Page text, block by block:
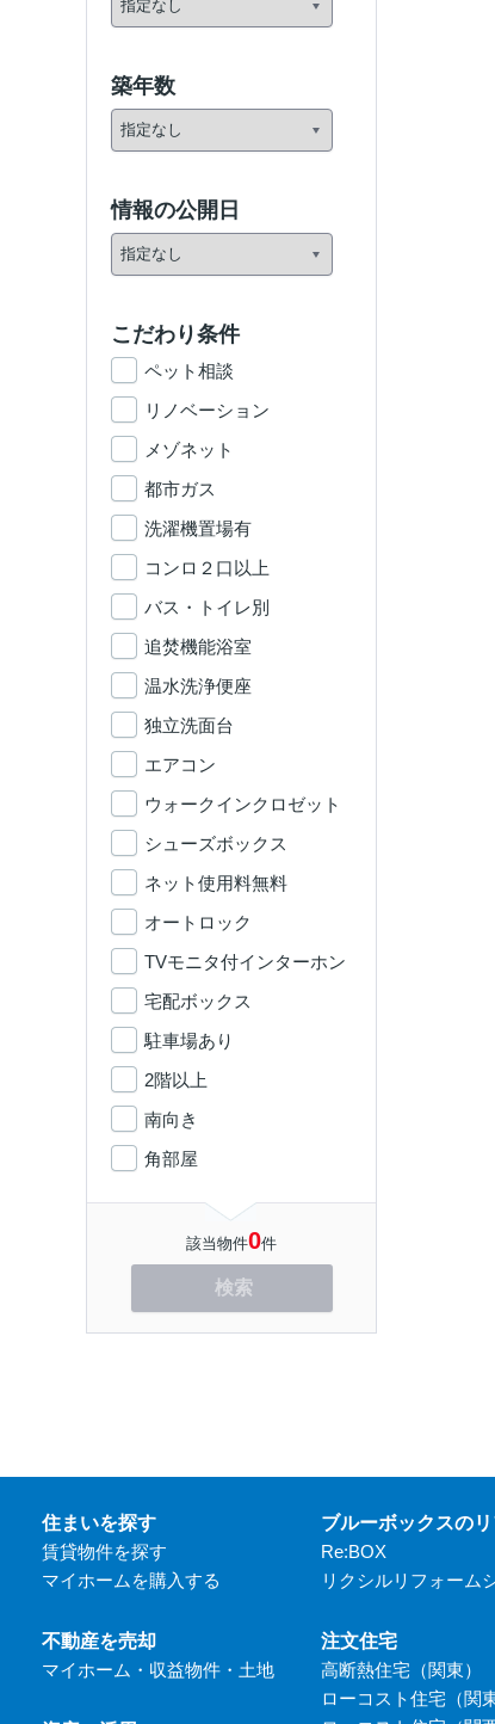
築年数
情報の公開日
こだわり条件
ペット相談
リノベーション
メゾネット
都市ガス
洗濯機置場有
コンロ２口以上
バス・トイレ別
追焚機能浴室
温水洗浄便座
独立洗面台
エアコン
ウォークインクロゼット
シューズボックス
ネット使用料無料
オートロック
TVモニタ付インターホン
宅配ボックス
駐車場あり
2階以上
南向き
角部屋
該当物件0件
検索
住まいを探す
賃貸物件を探す
マイホームを購入する
不動産を売却
マイホーム・収益物件・土地
ブルーボックスの
Re:BOX
リクシルリフォーム
注文住宅
高断熱住宅（関東）
ローコスト住宅（関東